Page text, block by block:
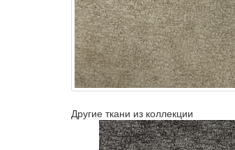
Другие ткани из коллекции